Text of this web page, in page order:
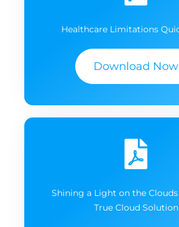
Healthcare Limitations
Download Now
Shining a Light on the
True Cloud Solution